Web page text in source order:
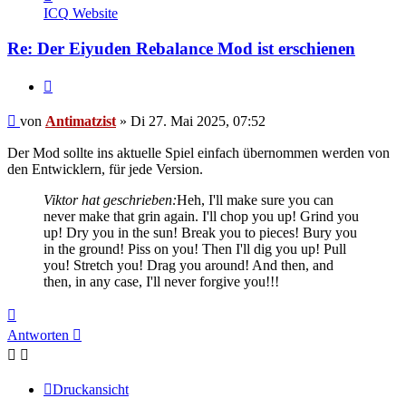
von
Antimatzist
ICQ Website
Re: Der Eiyuden Rebalance Mod ist erschienen
Beitrag
von Antimatzist » Di 27. Mai 2025, 07:52
Der Mod sollte ins aktuelle Spiel einfach übernommen werden von
den Entwicklern, für jede Version.
Viktor hat geschrieben:Heh, I'll make sure you can
never make that grin again. I'll chop you up! Grind you
up! Dry you in the sun! Break you to pieces! Bury you
in the ground! Piss on you! Then I'll dig you up! Pull
you! Stretch you! Drag you around! And then, and
then, in any case, I'll never forgive you!!!
oben
Antworten
Druckansicht